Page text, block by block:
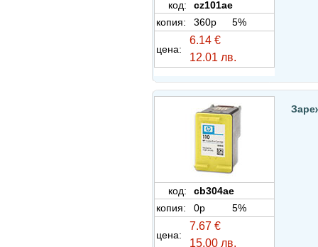
код:
cz101ae
копия:
360p 5%
цена:
6.14 €
12.01 лв.
код:
cb304ae
копия:
0p 5%
цена:
7.67 €
15.00 лв.